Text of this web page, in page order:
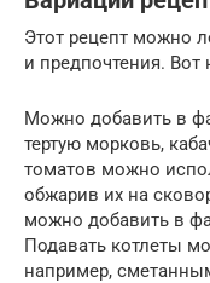
Этот рецепт можно
и предпочтения. Вот
Можно добавить в
тертую морковь,
томатов можно
обжарив их на
можно добавить в
Подавать котлеты
например,